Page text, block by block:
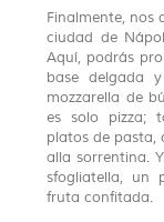
Finalmente, nos
ciudad de
Aquí, podrás
base delgada
mozzarella de
es solo pizza;
platos de pasta,
alla sorrentina.
sfogliatella, un
fruta confitada.